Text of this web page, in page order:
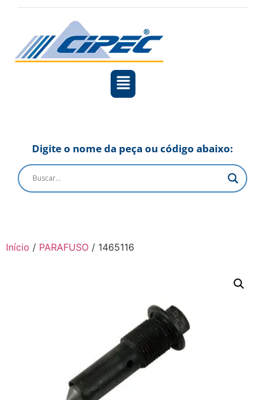
Digite o nome da peça ou código abaixo:
Início / PARAFUSO / 1465116